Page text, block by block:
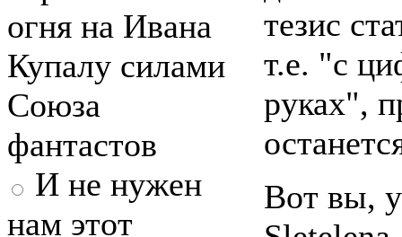
огня на Ивана
Купалу силами
Союза
фантастов
И не нужен
нам этот
тезис
т.е. "с
руках",
Вот вы,